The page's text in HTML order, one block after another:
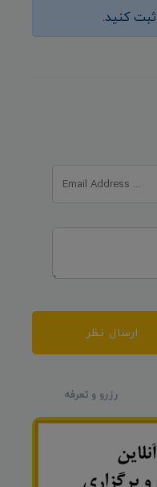
کنید.
ارسال نظر
رزرو و تعرفه